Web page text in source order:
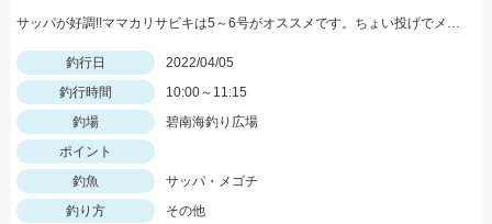
サッパが好調!!ママカリサビキは5～6号がオススメです。ちょい投げでメゴチも釣れましたよ♪
釣行日
2022/04/05
釣行時間
10:00～11:15
釣場
碧南海釣り広場
ポイント
釣魚
サッパ・メゴチ
釣り方
その他